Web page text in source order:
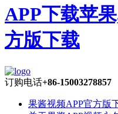
APP下载苹
方版下载
订购电话+86-15003278857
果酱视频APP官方版